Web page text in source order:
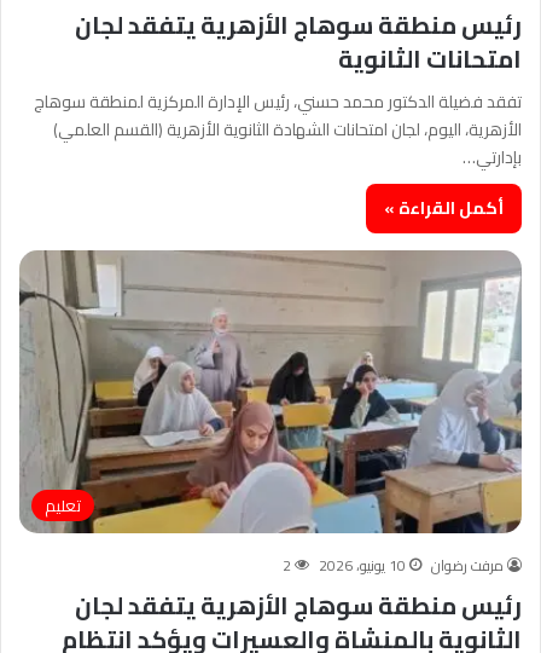
رئيس منطقة سوهاج الأزهرية يتفقد لجان
امتحانات الثانوية
تفقد فضيلة الدكتور محمد حسني، رئيس الإدارة المركزية لمنطقة سوهاج
الأزهرية، اليوم، لجان امتحانات الشهادة الثانوية الأزهرية (القسم العلمي)
بإدارتي…
أكمل القراءة »
تعليم
مرفت رضوان 10 يونيو، 2026 2
رئيس منطقة سوهاج الأزهرية يتفقد لجان
الثانوية بالمنشاة والعسيرات ويؤكد انتظام